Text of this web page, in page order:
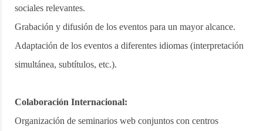
sociales relevantes.
Grabación y difusión de los eventos para un mayor alcance.
Adaptación de los eventos a diferentes idiomas (interpretación
simultánea, subtítulos, etc.).
Colaboración Internacional:
Organización de seminarios web conjuntos con centros